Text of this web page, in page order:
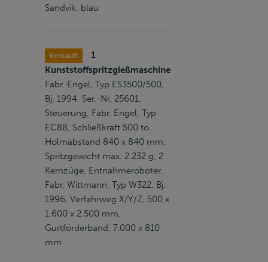
Sandvik, blau
Verkauft
1
Kunststoffspritzgießmaschine
Fabr. Engel, Typ ES3500/500,
Bj. 1994, Ser.-Nr. 25601,
Steuerung, Fabr. Engel, Typ
EC88, Schließkraft 500 to,
Holmabstand 840 x 840 mm,
Spritzgewicht max. 2.232 g, 2
Kernzüge, Entnahmeroboter,
Fabr. Wittmann, Typ W322, Bj.
1996, Verfahrweg X/Y/Z, 500 x
1.600 x 2.500 mm,
Gurtförderband, 7.000 x 810
mm